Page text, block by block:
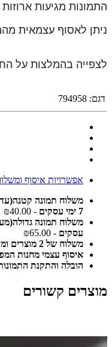
התמונות מגיעות
ניתן לאסוף עצמאית
לצפייה בהמלצות על
דגם: 794958
אפשרויות איסוף
7 ימי עסקים
- ₪40.00
עסקים - ₪65.00
משלוח של 2 מוצרים ומעלה(כל מידה) 5-12 ימי עסקים
איסוף עצמי מחנות
הובלה והתקנת התמונות עד 4 מוצרים
מוצרים קשורים